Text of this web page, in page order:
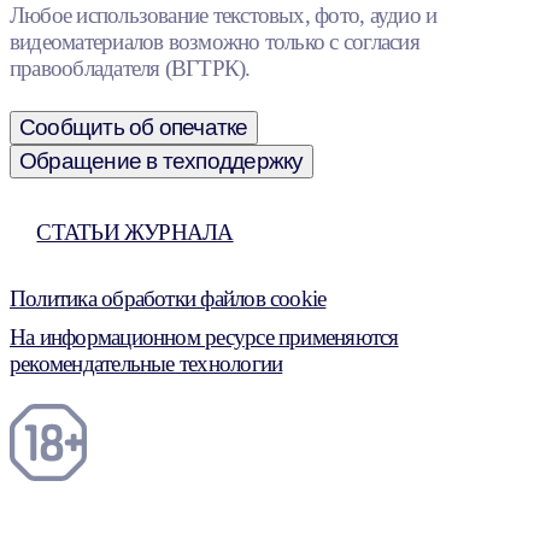
Любое использование текстовых, фото, аудио и
видеоматериалов возможно только с согласия
правообладателя (ВГТРК).
Сообщить об опечатке
Обращение в техподдержку
СТАТЬИ ЖУРНАЛА
Политика обработки файлов cookie
На информационном ресурсе применяются
рекомендательные технологии